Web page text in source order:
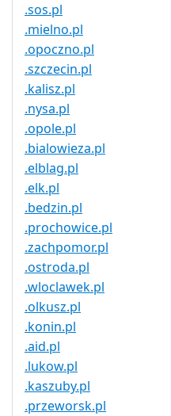
.sos.pl
.mielno.pl
.opoczno.pl
.szczecin.pl
.kalisz.pl
.nysa.pl
.opole.pl
.bialowieza.pl
.elblag.pl
.elk.pl
.bedzin.pl
.prochowice.pl
.zachpomor.pl
.ostroda.pl
.wloclawek.pl
.olkusz.pl
.konin.pl
.aid.pl
.lukow.pl
.kaszuby.pl
.przeworsk.pl